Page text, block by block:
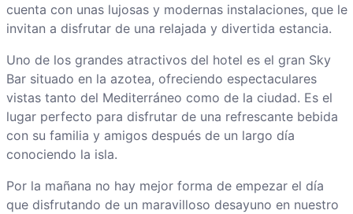
cuenta con unas lujosas y modernas instalaciones, que le
invitan a disfrutar de una relajada y divertida estancia.
Uno de los grandes atractivos del hotel es el gran Sky
Bar situado en la azotea, ofreciendo espectaculares
vistas tanto del Mediterráneo como de la ciudad. Es el
lugar perfecto para disfrutar de una refrescante bebida
con su familia y amigos después de un largo día
conociendo la isla.
Por la mañana no hay mejor forma de empezar el día
que disfrutando de un maravilloso desayuno en nuestro